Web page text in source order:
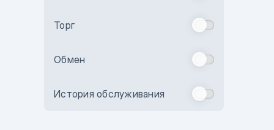
Бежевый
Комбинированный
Торг
Обмен
История обслуживания